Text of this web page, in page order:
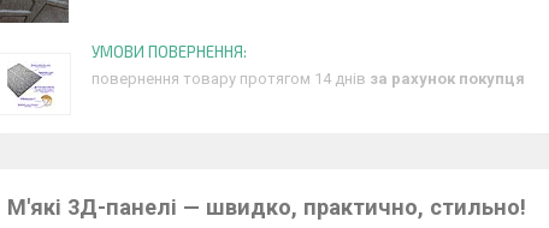
повернення товару протягом 14 днів за рахунок покупця
М'які 3Д-панелі — швидко, практично, стильно!